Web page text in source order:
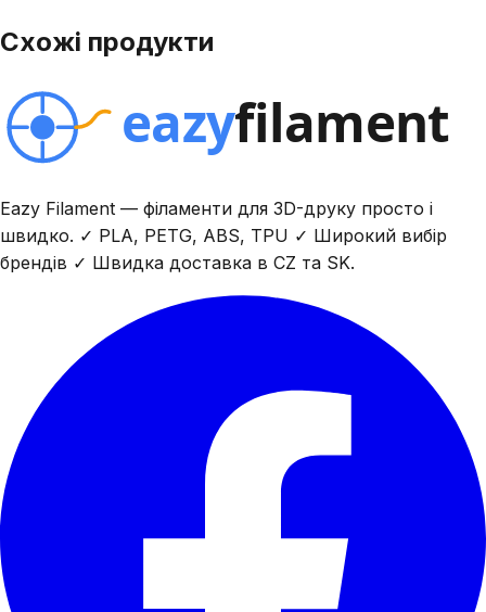
Схожі продукти
Eazy Filament — філаменти для 3D-друку просто і
швидко. ✓ PLA, PETG, ABS, TPU ✓ Широкий вибір
брендів ✓ Швидка доставка в CZ та SK.